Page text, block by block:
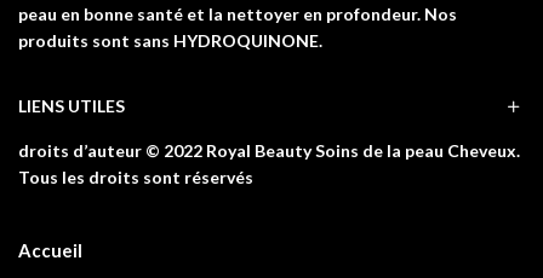
peau en bonne santé et la nettoyer en profondeur. Nos
produits sont sans HYDROQUINONE.
LIENS UTILES
droits d’auteur © 2022 Royal Beauty Soins de la peau Cheveux.
Tous les droits sont réservés
Accueil